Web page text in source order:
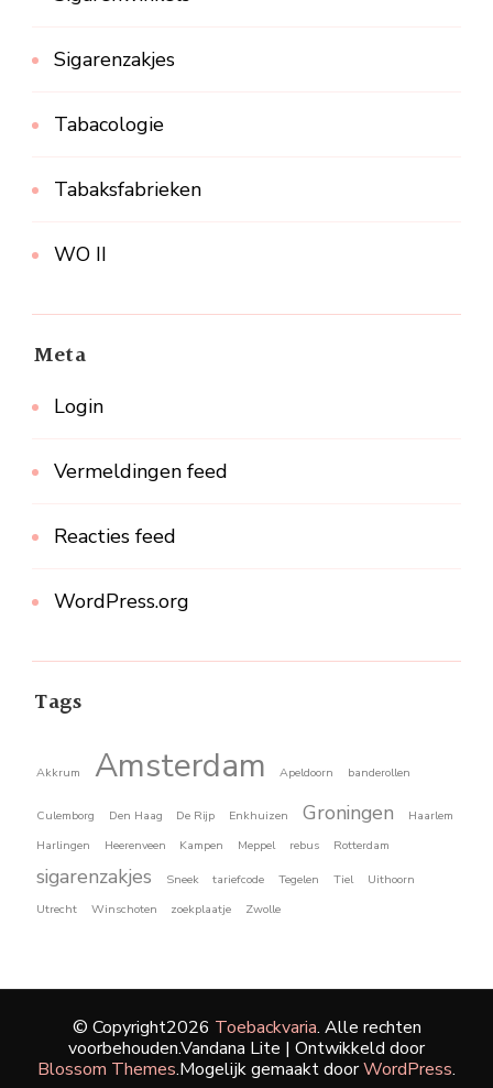
Sigarenzakjes
Tabacologie
Tabaksfabrieken
WO II
Meta
Login
Vermeldingen feed
Reacties feed
WordPress.org
Tags
Akkrum Amsterdam Apeldoorn banderollen
Culemborg Den Haag De Rijp Enkhuizen Groningen
Haarlem
Harlingen
Heerenveen Kampen Meppel rebus Rotterdam
sigarenzakjes Sneek tariefcode Tegelen Tiel
Uithoorn
Utrecht
Winschoten zoekplaatje Zwolle
© Copyright2026 Toebackvaria. Alle rechten
voorbehouden.Vandana Lite | Ontwikkeld door
Blossom Themes.Mogelijk gemaakt doorWordPress.